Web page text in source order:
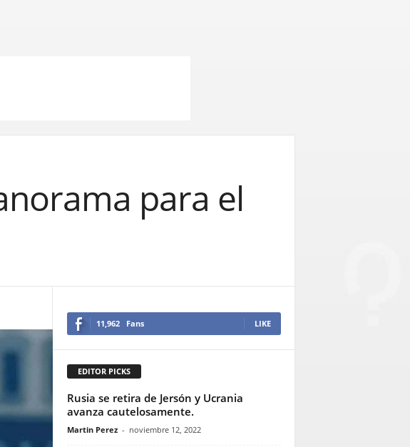
para el
11,962 Fans LIKE
EDITOR PICKS
Rusia se retira de Jersón y Ucrania
avanza cautelosamente.
Martin Perez - noviembre 12, 2022